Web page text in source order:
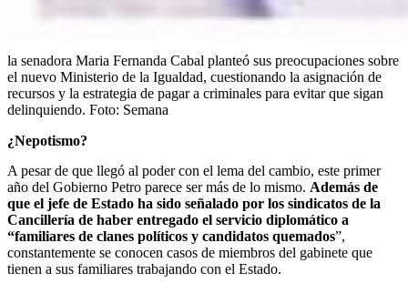
la senadora Maria Fernanda Cabal planteó sus preocupaciones sobre
el nuevo Ministerio de la Igualdad, cuestionando la asignación de
recursos y la estrategia de pagar a criminales para evitar que sigan
delinquiendo. Foto: Semana
¿Nepotismo?
A pesar de que llegó al poder con el lema del cambio, este primer
año del Gobierno Petro parece ser más de lo mismo. Además de
que el jefe de Estado ha sido señalado por los sindicatos de la
Cancillería de haber entregado el servicio diplomático a
“familiares de clanes políticos y candidatos quemados”,
constantemente se conocen casos de miembros del gabinete que
tienen a sus familiares trabajando con el Estado.